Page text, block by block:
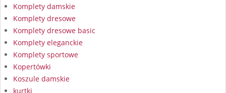
Komplety damskie
Komplety dresowe
Komplety dresowe basic
Komplety eleganckie
Komplety sportowe
Kopertówki
Koszule damskie
kurtki